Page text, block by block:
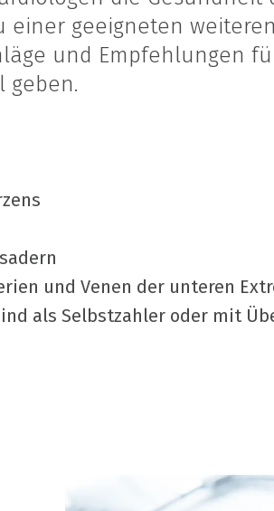
einer geeigneten
und Empfehlungen
geben.
und Venen der unteren
als Selbstzahler oder mit